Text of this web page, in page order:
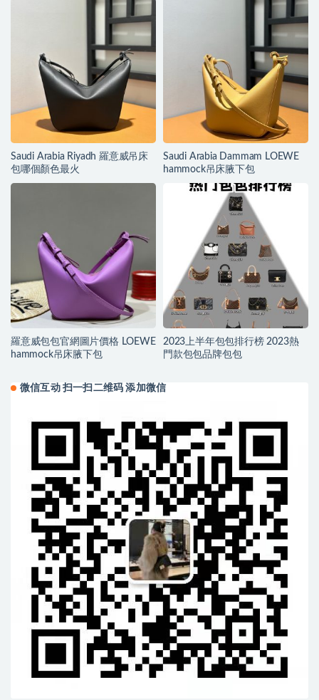
Saudi Arabia Riyadh 羅意威吊床
包哪個顏色最火
Saudi Arabia Dammam LOEWE
hammock吊床腋下包
羅意威包包官網圖片價格 LOEWE
hammock吊床腋下包
2023上半年包包排行榜 2023熱
門款包包品牌包包
微信互动 扫一扫二维码 添加微信